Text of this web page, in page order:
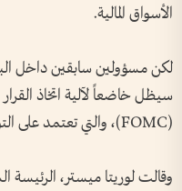
الأسواق المالية.
لكن مسؤولين سابقين داخل
سيظل خاضعاً لآلية اتخاذ
(FOMC)، والتي تعتمد على التوافق وتجنب القرارات السريعة.
وقالت لوريتا ميستر، الرئيسة